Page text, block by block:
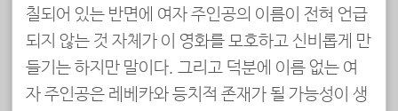
칠되어 있는 반면에 여자 주인공의 이름이 전혀 언급
되지 않는 것 자체가 이 영화를 모호하고 신비롭게 만
들기는 하지만 말이다. 그리고 덕분에 이름 없는 여
자 주인공은 레베카와 등치적 존재가 될 가능성이 생